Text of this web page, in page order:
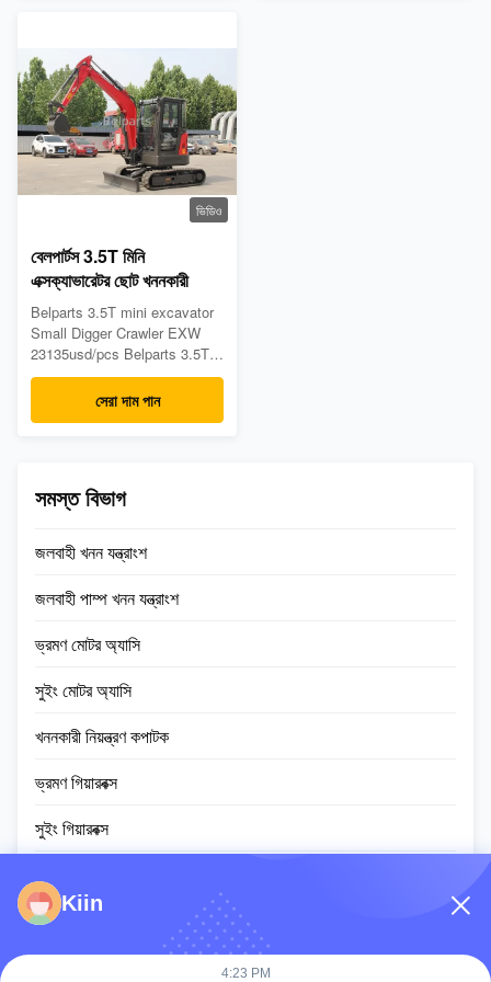
DEMENSIONS Overall
dimension( LxWxH)
3160x1040x2377 mm
Platform ...
ভিডিও
বেলপার্টস 3.5T মিনি
এক্সক্যাভারেটর ছোট খননকারী
Belparts 3.5T mini excavator
Small Digger Crawler EXW
23135usd/pcs Belparts 3.5T
Mini Excavator Small Digger
Brand New Appliion:Excavator
Part number:/ Material:Steel
as required Delivery:2 days
সেরা দাম পান
সমস্ত বিভাগ
জলবাহী খনন যন্ত্রাংশ
জলবাহী পাম্প খনন যন্ত্রাংশ
ভ্রমণ মোটর অ্যাসি
সুইং মোটর অ্যাসি
খননকারী নিয়ন্ত্রণ কপাটক
ভ্রমণ গিয়ারবক্স
সুইং গিয়ারবক্স
ইসিইউ নিয়ামক
Kiin
4:23 PM